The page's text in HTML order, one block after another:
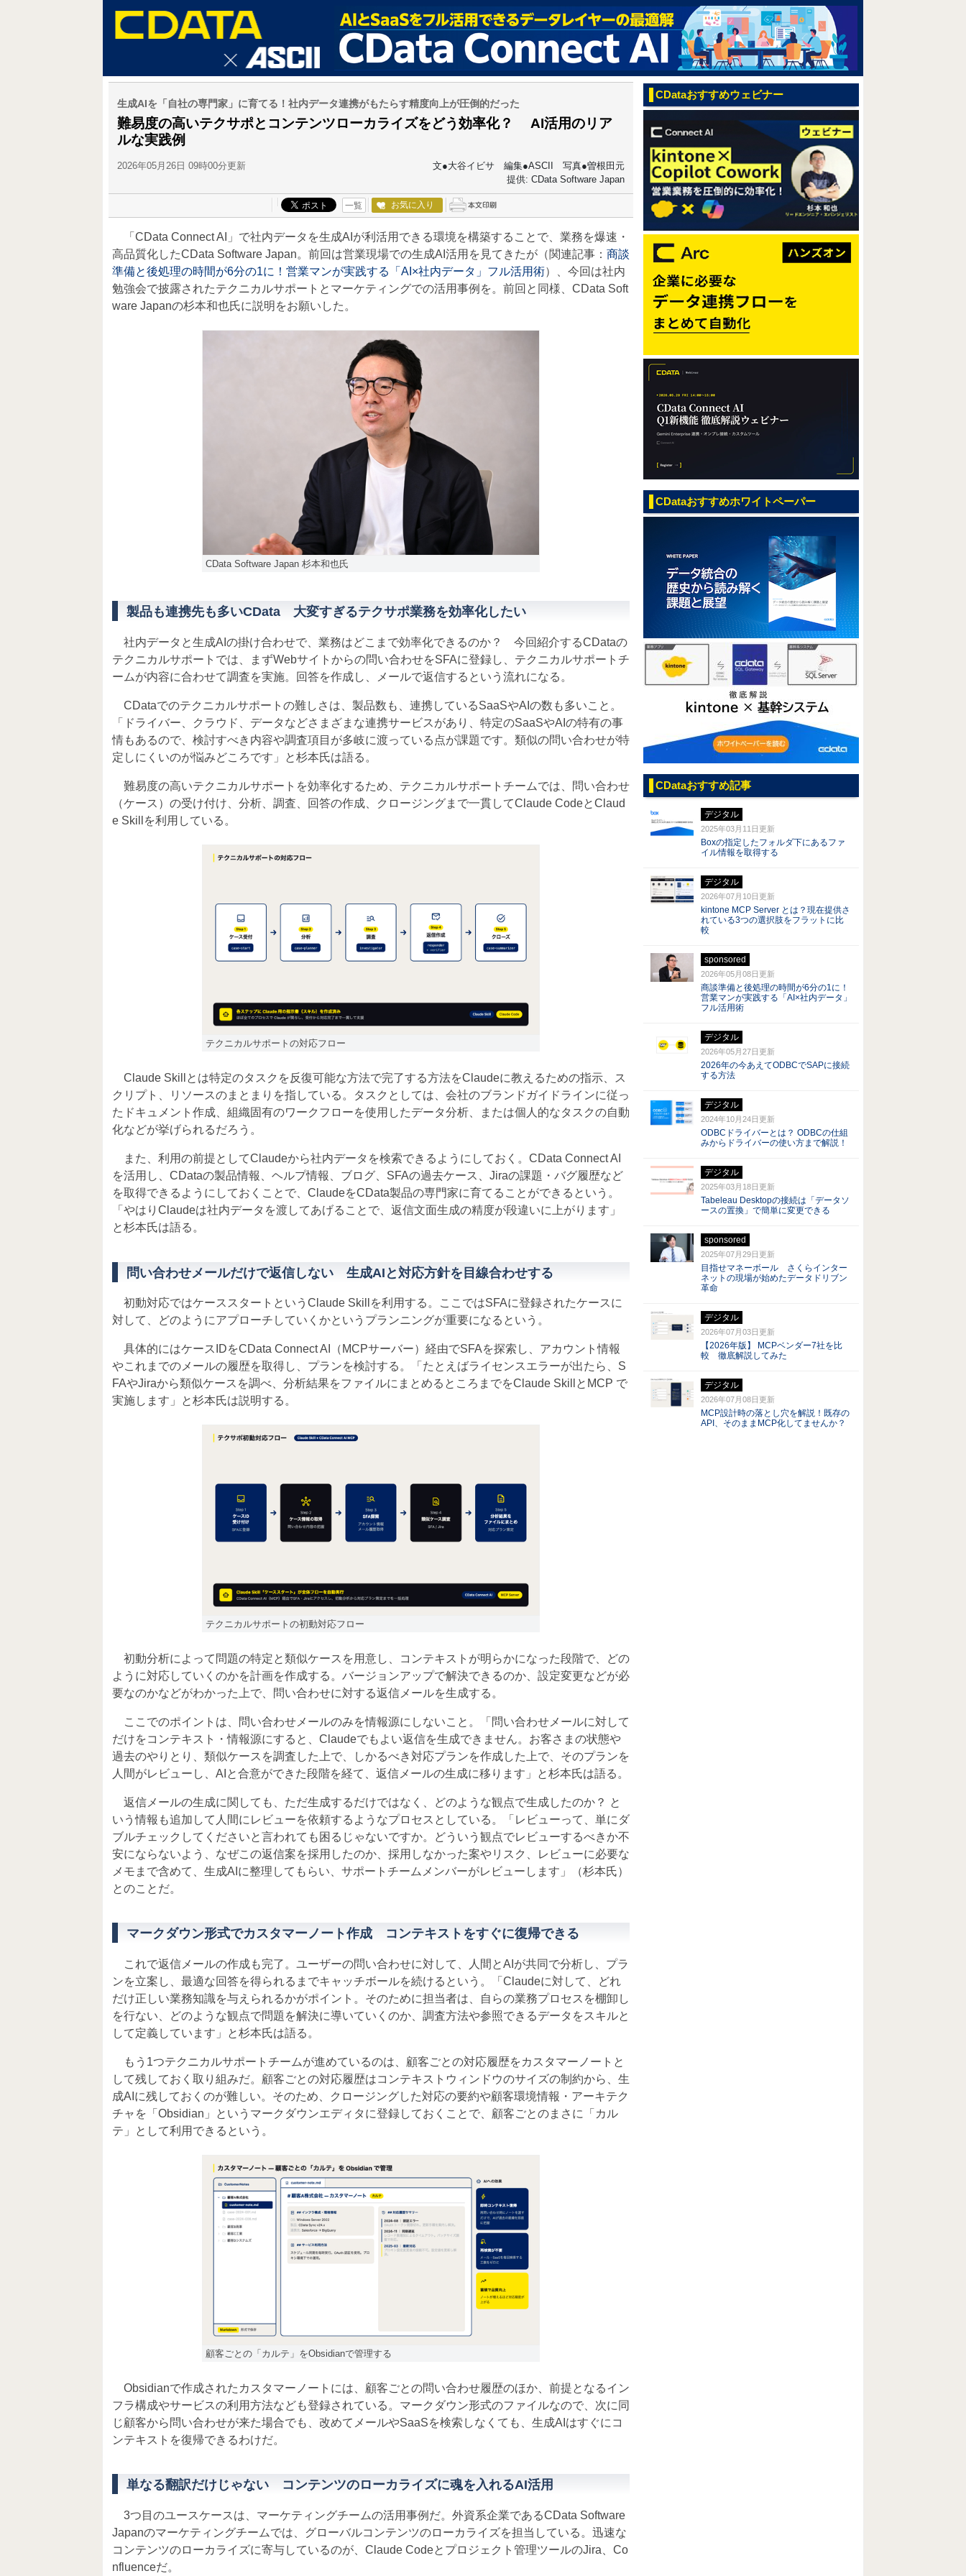
生成AIを「自社の専門家」に育てる！社内データ連携がもたらす精度向上が圧倒的だった
難易度の高いテクサポとコンテンツローカライズをどう効率化？ AI活用のリア
ルな実践例
2026年05月26日 09時00分更新
大谷イビサ 編集●ASCII 写真●曽根田元
提供: CData Software Japan
一覧 お気に入り
「CData Connect AI」で社内データを生成AIが利活用できる環境を構築することで、業務を爆速・
高品質化したCData Software Japan。前回は営業現場での生成AI活用を見てきたが（関連記事： 商談
準備と後処理の時間が6分の1に！営業マンが実践する「AI×社内データ」フル活用術）、今回は社内
勉強会で披露されたテクニカルサポートとマーケティングでの活用事例を。前回と同様、CData Soft
ware Japanの杉本和也氏に説明をお願いした。
CData Software Japan 杉本和也氏
製品も連携先も多いCData 大変すぎるテクサポ業務を効率化したい
社内データと生成AIの掛け合わせで、業務はどこまで効率化できるのか？ 今回紹介するCDataの
テクニカルサポートでは、まずWebサイトからの問い合わせをSFAに登録し、テクニカルサポートチ
ームが内容に合わせて調査を実施。回答を作成し、メールで返信するという流れになる。
CDataでのテクニカルサポートの難しさは、製品数も、連携しているSaaSやAIの数も多いこと。
「ドライバー、クラウド、データなどさまざまな連携サービスがあり、特定のSaaSやAIの特有の事
情もあるので、検討すべき内容や調査項目が多岐に渡っている点が課題です。類似の問い合わせが特
定しにくいのが悩みどころです」と杉本氏は語る。
難易度の高いテクニカルサポートを効率化するため、テクニカルサポートチームでは、問い合わせ
（ケース）の受け付け、分析、調査、回答の作成、クロージングまで一貫してClaude CodeとClaud
e Skillを利用している。
テクニカルサポートの対応フロー
Claude Skillとは特定のタスクを反復可能な方法で完了する方法をClaudeに教えるための指示、ス
クリプト、リソースのまとまりを指している。タスクとしては、会社のブランドガイドラインに従っ
たドキュメント作成、組織固有のワークフローを使用したデータ分析、または個人的なタスクの自動
化などが挙げられるだろう。
また、利用の前提としてClaudeから社内データを検索できるようにしておく。CData Connect AI
を活用し、CDataの製品情報、ヘルプ情報、ブログ、SFAの過去ケース、Jiraの課題・バグ履歴など
を取得できるようにしておくことで、ClaudeをCData製品の専門家に育てることができるという。
「やはりClaudeは社内データを渡してあげることで、返信文面生成の精度が段違いに上がります」
と杉本氏は語る。
問い合わせメールだけで返信しない 生成AIと対応方針を目線合わせする
初動対応ではケーススタートというClaude Skillを利用する。ここではSFAに登録されたケースに
対して、どのようにアプローチしていくかというプランニングが重要になるという。
具体的にはケースIDをCData Connect AI（MCPサーバー）経由でSFAを探索し、アカウント情報
やこれまでのメールの履歴を取得し、プランを検討する。「たとえばライセンスエラーが出たら、S
FAやJiraから類似ケースを調べ、分析結果をファイルにまとめるところまでをClaude SkillとMCP で
実施します」と杉本氏は説明する。
テクニカルサポートの初動対応フロー
初動分析によって問題の特定と類似ケースを用意し、コンテキストが明らかになった段階で、どの
ように対応していくのかを計画を作成する。バージョンアップで解決できるのか、設定変更などが必
要なのかなどがわかった上で、問い合わせに対する返信メールを生成する。
ここでのポイントは、問い合わせメールのみを情報源にしないこと。「問い合わせメールに対して
だけをコンテキスト・情報源にすると、Claudeでもよい返信を生成できません。お客さまの状態や
過去のやりとり、類似ケースを調査した上で、しかるべき対応プランを作成した上で、そのプランを
人間がレビューし、AIと合意ができた段階を経て、返信メールの生成に移ります」と杉本氏は語る。
返信メールの生成に関しても、ただ生成するだけではなく、どのような観点で生成したのか？ と
いう情報も追加して人間にレビューを依頼するようなプロセスとしている。「レビューって、単にダ
ブルチェックしてくださいと言われても困るじゃないですか。どういう観点でレビューするべきか不
安にならないよう、なぜこの返信案を採用したのか、採用しなかった案やリスク、レビューに必要な
メモまで含めて、生成AIに整理してもらい、サポートチームメンバーがレビューします」（杉本氏）
とのことだ。
マークダウン形式でカスタマーノート作成 コンテキストをすぐに復帰できる
これで返信メールの作成も完了。ユーザーの問い合わせに対して、人間とAIが共同で分析し、プラ
ンを立案し、最適な回答を得られるまでキャッチボールを続けるという。「Claudeに対して、どれ
だけ正しい業務知識を与えられるかがポイント。そのために担当者は、自らの業務プロセスを棚卸し
を行ない、どのような観点で問題を解決に導いていくのか、調査方法や参照できるデータをスキルと
して定義しています」と杉本氏は語る。
もう1つテクニカルサポートチームが進めているのは、顧客ごとの対応履歴をカスタマーノートと
して残しておく取り組みだ。顧客ごとの対応履歴はコンテキストウィンドウのサイズの制約から、生
成AIに残しておくのが難しい。そのため、クロージングした対応の要約や顧客環境情報・アーキテク
チャを「Obsidian」というマークダウンエディタに登録しておくことで、顧客ごとのまさに「カル
テ」として利用できるという。
顧客ごとの「カルテ」をObsidianで管理する
Obsidianで作成されたカスタマーノートには、顧客ごとの問い合わせ履歴のほか、前提となるイン
フラ構成やサービスの利用方法なども登録されている。マークダウン形式のファイルなので、次に同
じ顧客から問い合わせが来た場合でも、改めてメールやSaaSを検索しなくても、生成AIはすぐにコ
ンテキストを復帰できるわけだ。
単なる翻訳だけじゃない コンテンツのローカライズに魂を入れるAI活用
3つ目のユースケースは、マーケティングチームの活用事例だ。外資系企業であるCData Software
Japanのマーケティングチームでは、グローバルコンテンツのローカライズを担当している。迅速な
コンテンツのローカライズに寄与しているのが、Claude Codeとプロジェクト管理ツールのJira、Co
nfluenceだ。
CDataおすすめウェビナー
CDataおすすめホワイトペーパー
CDataおすすめ記事
デジタル
2025年03月11日 更新
Boxの指定したフォルダ下にあるファ
イル情報を取得する
デジタル
2026年07月10日 更新
kintone MCP Server とは？現在提供さ
れている3つの選択肢をフラットに比
較
sponsored
2026年05月08日 更新
商談準備と後処理の時間が6分の1に！
営業マンが実践する「AI×社内データ」
フル活用術
デジタル
2026年05月27日 更新
2026年の今あえてODBCでSAPに接続
する方法
デジタル
2024年10月24日 更新
ODBCドライバーとは？ ODBCの仕組
みからドライバーの使い方まで解説！
デジタル
2025年03月18日 更新
Tabeleau Desktopの接続は「データソ
ースの置換」で簡単に変更できる
sponsored
2025年07月29日 更新
目指せマネーボール さくらインター
ネットの現場が始めたデータドリブン
革命
デジタル
2026年07月03日 更新
【2026年版】 MCPベンダー7社を比
較 徹底解説してみた
デジタル
2026年07月08日 更新
MCP設計時の落とし穴を解説！既存の
API、そのままMCP化してませんか？